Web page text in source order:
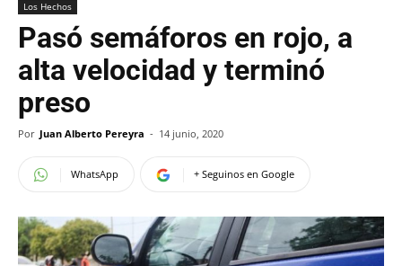
Los Hechos
Pasó semáforos en rojo, a
alta velocidad y terminó
preso
Por Juan Alberto Pereyra - 14 junio, 2020
WhatsApp + Seguinos en Google